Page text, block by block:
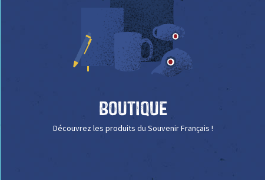
Boutique
Découvrez les produits du Souvenir Français !